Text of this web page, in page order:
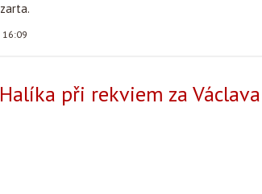
při rekviem za Václava